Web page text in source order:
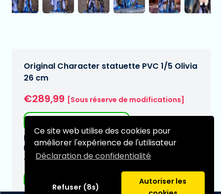
Ce site web utilise des cookies pour
améliorer l'expérience de l'utilisateur
Déclaration de confidentialité
Refuser (8s)
Autoriser les
Original Character statuette PVC 1/5 Olivia
26 cm
€289,99 [Sous réserve de modifications]
Date de livraison prévue:
N/A
Type: